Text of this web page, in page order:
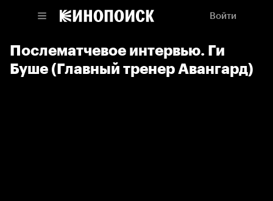
Войти
Послематчевое интервью. Ги
Буше (Главный тренер Авангард)